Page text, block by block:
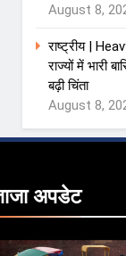
August 8,
राष्ट्रीय |
राज्यों में भारी
बढ़ी चिंता
August 8,
अपडेट